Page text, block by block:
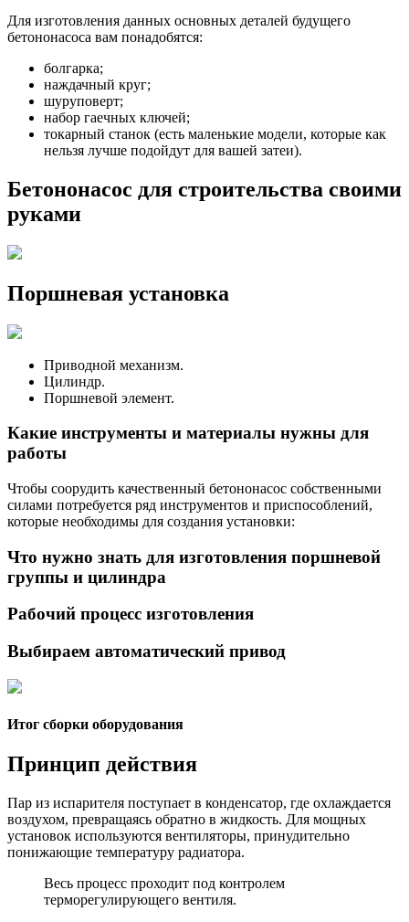
Для изготовления данных основных деталей будущего
бетононасоса вам понадобятся:
болгарка;
наждачный круг;
шуруповерт;
набор гаечных ключей;
токарный станок (есть маленькие модели, которые как
нельзя лучше подойдут для вашей затеи).
Бетононасос для строительства своими
руками
Поршневая установка
Приводной механизм.
Цилиндр.
Поршневой элемент.
Какие инструменты и материалы нужны для
работы
Чтобы соорудить качественный бетононасос собственными
силами потребуется ряд инструментов и приспособлений,
которые необходимы для создания установки:
Что нужно знать для изготовления поршневой
группы и цилиндра
Рабочий процесс изготовления
Выбираем автоматический привод
Итог сборки оборудования
Принцип действия
Пар из испарителя поступает в конденсатор, где охлаждается
воздухом, превращаясь обратно в жидкость. Для мощных
установок используются вентиляторы, принудительно
понижающие температуру радиатора.
Весь процесс проходит под контролем
терморегулирующего вентиля.